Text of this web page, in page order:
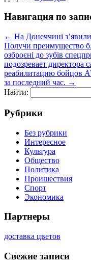
Навигация по
← На Донеччині
Получи преимущество
озброєні до зубів
подозревает директора
реабилитацию бойцов
за последний час. →
Найти:
Рубрики
Без рубрики
Интересное
Культура
Общество
Политика
Проишествия
Спорт
Экономика
Партнеры
доставка цветов
Свежие записи